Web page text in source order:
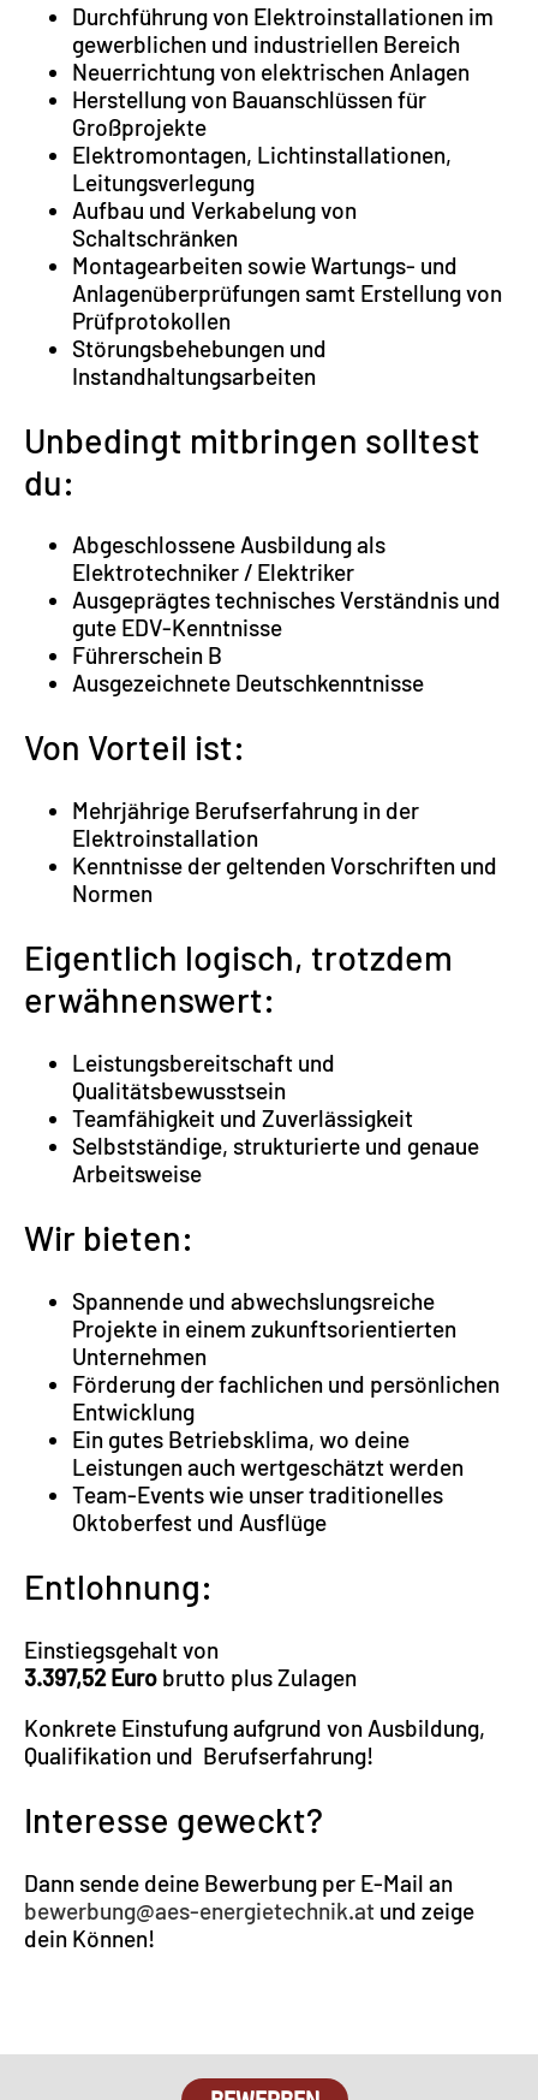
Durchführung von Elektroinstallationen im
gewerblichen und industriellen Bereich
Neuerrichtung von elektrischen Anlagen
Herstellung von Bauanschlüssen für
Großprojekte
Elektromontagen, Lichtinstallationen,
Leitungsverlegung
Aufbau und Verkabelung von
Schaltschränken
Montagearbeiten sowie Wartungs- und
Anlagenüberprüfungen samt Erstellung von
Prüfprotokollen
Störungsbehebungen und
Instandhaltungsarbeiten
Unbedingt mitbringen solltest
du:
Abgeschlossene Ausbildung als
Elektrotechniker / Elektriker
Ausgeprägtes technisches Verständnis und
gute EDV-Kenntnisse
Führerschein B
Ausgezeichnete Deutschkenntnisse
Von Vorteil ist:
Mehrjährige Berufserfahrung in der
Elektroinstallation
Kenntnisse der geltenden Vorschriften und
Normen
Eigentlich logisch, trotzdem
erwähnenswert:
Leistungsbereitschaft und
Qualitätsbewusstsein
Teamfähigkeit und Zuverlässigkeit
Selbstständige, strukturierte und genaue
Arbeitsweise
Wir bieten:
Spannende und abwechslungsreiche
Projekte in einem zukunftsorientierten
Unternehmen
Förderung der fachlichen und persönlichen
Entwicklung
Ein gutes Betriebsklima, wo deine
Leistungen auch wertgeschätzt werden
Team-Events wie unser traditionelles
Oktoberfest und Ausflüge
Entlohnung:
Einstiegsgehalt von
3.397,52 Euro brutto plus Zulagen
Konkrete Einstufung aufgrund von Ausbildung,
Qualifikation und Berufserfahrung!
Interesse geweckt?
Dann sende deine Bewerbung per E-Mail an
bewerbung@aes-energietechnik.at und zeige
dein Können!